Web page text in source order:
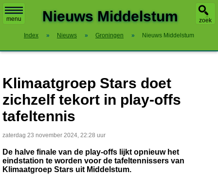
menu zoek
Nieuws Middelstum
Index » Nieuws » Groningen » Nieuws Middelstum
Klimaatgroep Stars doet
zichzelf tekort in play-offs
tafeltennis
zaterdag 23 november 2024, 22:28 uur
De halve finale van de play-offs lijkt opnieuw het
eindstation te worden voor de tafeltennissers van
Klimaatgroep Stars uit Middelstum.